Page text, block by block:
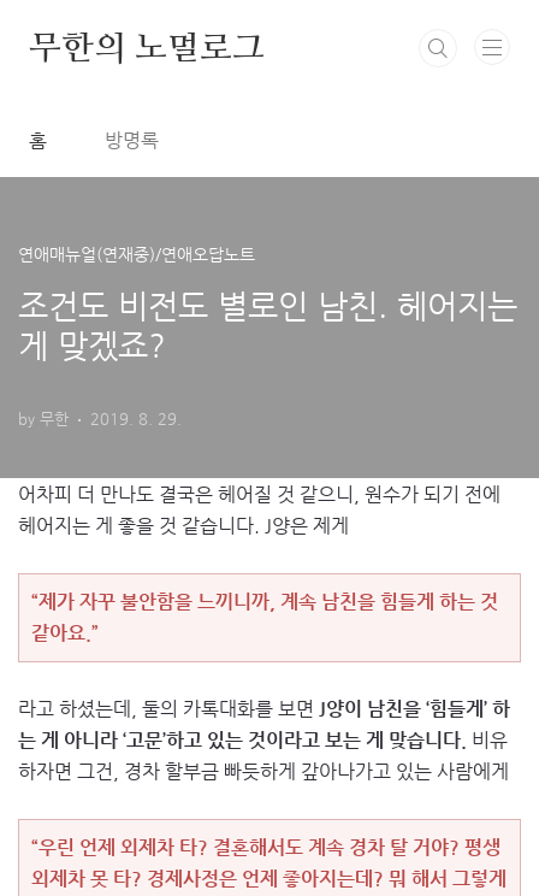
무한의 노멀로그
홈 방명록
연애매뉴얼(연재중)/연애오답노트
조건도 비전도 별로인 남친. 헤어지는
게 맞겠죠?
by 무한 2019. 8. 29.
어차피 더 만나도 결국은 헤어질 것 같으니, 원수가 되기 전에
헤어지는 게 좋을 것 같습니다. J양은 제게
“제가 자꾸 불안함을 느끼니까, 계속 남친을 힘들게 하는 것
같아요.”
라고 하셨는데, 둘의 카톡대화를 보면 J양이 남친을 ‘힘들게’ 하
는 게 아니라 ‘고문’하고 있는 것이라고 보는 게 맞습니다. 비유
하자면 그건, 경차 할부금 빠듯하게 갚아나가고 있는 사람에게
“우린 언제 외제차 타? 결혼해서도 계속 경차 탈 거야? 평생
외제차 못 타? 경제사정은 언제 좋아지는데? 뭐 해서 그렇게